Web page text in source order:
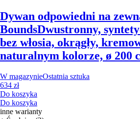
Dywan odpowiedni na
BoundsDwustronny,
bez włosia, okrągły,
naturalnym kolorze, ø 200
W magazynieOstatnia sztuka
634 zł
Do koszyka
Do koszyka
inne warianty